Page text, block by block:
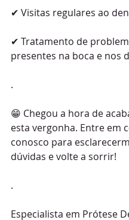
✔ Visitas regulares ao
✔ Tratamento de
presentes na boca e nos
.
😁 Chegou a hora de
esta vergonha. Entre em
conosco para
dúvidas e volte a sorrir!
.
Especialista em Prótese